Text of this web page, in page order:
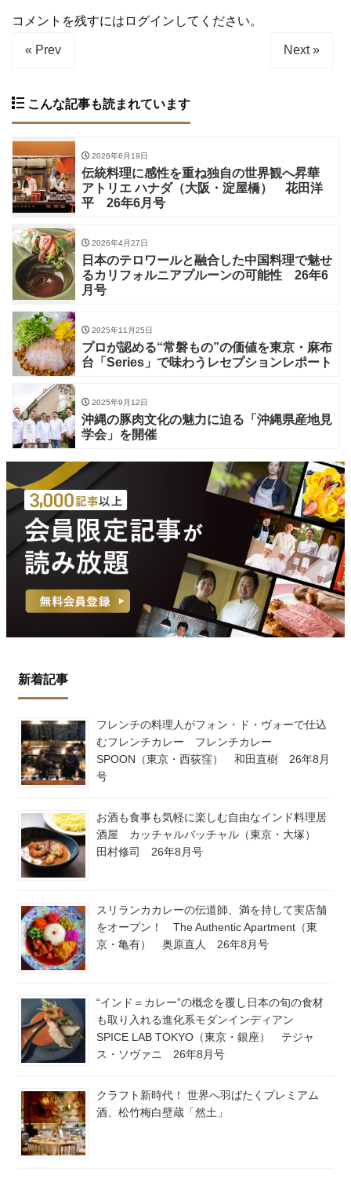
コメントを残すにはログインしてください。
« Prev Next »
こんな記事も読まれています
2026年6月19日
伝統料理に感性を重ね独自の世界観へ昇華
アトリエ ハナダ（大阪・淀屋橋） 花田洋
平 26年6月号
2026年4月27日
日本のテロワールと融合した中国料理で魅せ
るカリフォルニアプルーンの可能性 26年6
月号
2025年11月25日
プロが認める“常磐もの”の価値を東京・麻布
台「Series」で味わうレセプションレポート
2025年9月12日
沖縄の豚肉文化の魅力に迫る「沖縄県産地見
学会」を開催
新着記事
フレンチの料理人がフォン・ド・ヴォーで仕込
むフレンチカレー フレンチカレー
SPOON（東京・西荻窪） 和田直樹 26年8月
号
お酒も食事も気軽に楽しむ自由なインド料理居
酒屋 カッチャルバッチャル（東京・大塚）
田村修司 26年8月号
スリランカカレーの伝道師、満を持して実店舗
をオープン！ The Authentic Apartment（東
京・亀有） 奥原直人 26年8月号
“インド＝カレー”の概念を覆し日本の旬の食材
も取り入れる進化系モダンインディアン
SPICE LAB TOKYO（東京・銀座） テジャ
ス・ソヴァニ 26年8月号
クラフト新時代！ 世界へ羽ばたくプレミアム
酒、松竹梅白壁蔵「然土」